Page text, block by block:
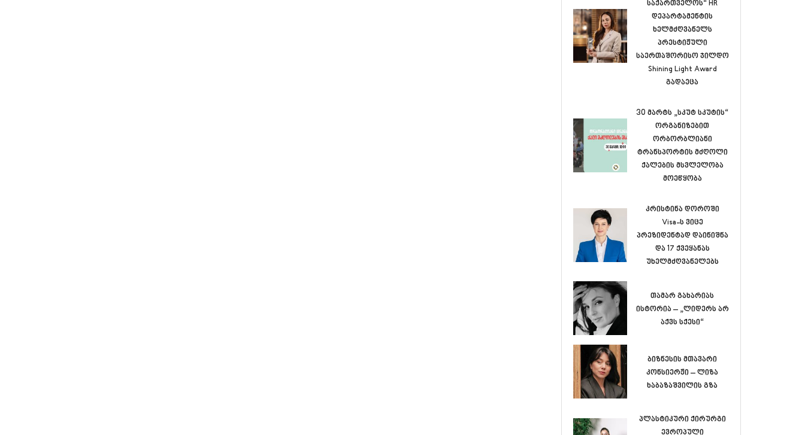
საქართველოს“ HR
დეპარტამენტის
ხელმძღვანელს
პრესტიჟული
საერთაშორისო ჯილდო
Shining Light Award
გადაეცა
30 მარტს „სკუტ სკუტის“
ორგანიზებით
ორბორბლიანი
ტრანსპორტის მძღოლი
ქალების მსვლელობა
მოეწყობა
კრისტინა დოროში
Visa-ს ვიცე
პრეზიდენტად დაინიშნა
და 17 ქვეყანას
უხელმძღვანელებს
თამარ გახარიას
ისტორია – „ლიდერს არ
აქვს სქესი“
ბიზნესის მთავარი
კონსიერჟი – ლიზა
ხაბაზაშვილის გზა
პლასტიკური ქირურგი
ევროპული